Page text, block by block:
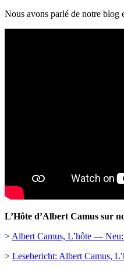
Nous avons parlé de notre blog
L’Hôte d’Albert Camus sur
> Albert Camus, L’hôte —
> Lesebericht: Albert Camus,